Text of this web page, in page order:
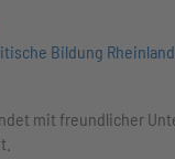
Bildung
mit freundlicher